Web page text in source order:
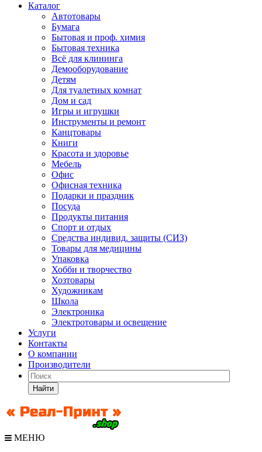
Каталог
Автотовары
Бумага
Бытовая и проф. химия
Бытовая техника
Всё для клининга
Демооборудование
Детям
Для туалетных комнат
Дом и сад
Игры и игрушки
Инструменты и ремонт
Канцтовары
Книги
Красота и здоровье
Мебель
Офис
Офисная техника
Подарки и праздник
Посуда
Продукты питания
Спорт и отдых
Средства индивид. защиты (СИЗ)
Товары для медицины
Упаковка
Хобби и творчество
Хозтовары
Художникам
Школа
Электроника
Электротовары и освещение
Услуги
Контакты
О компании
Производители
Найти
МЕНЮ